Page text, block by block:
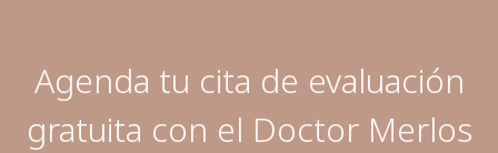
Agenda tu cita de evaluación
gratuita con el Doctor Merlos